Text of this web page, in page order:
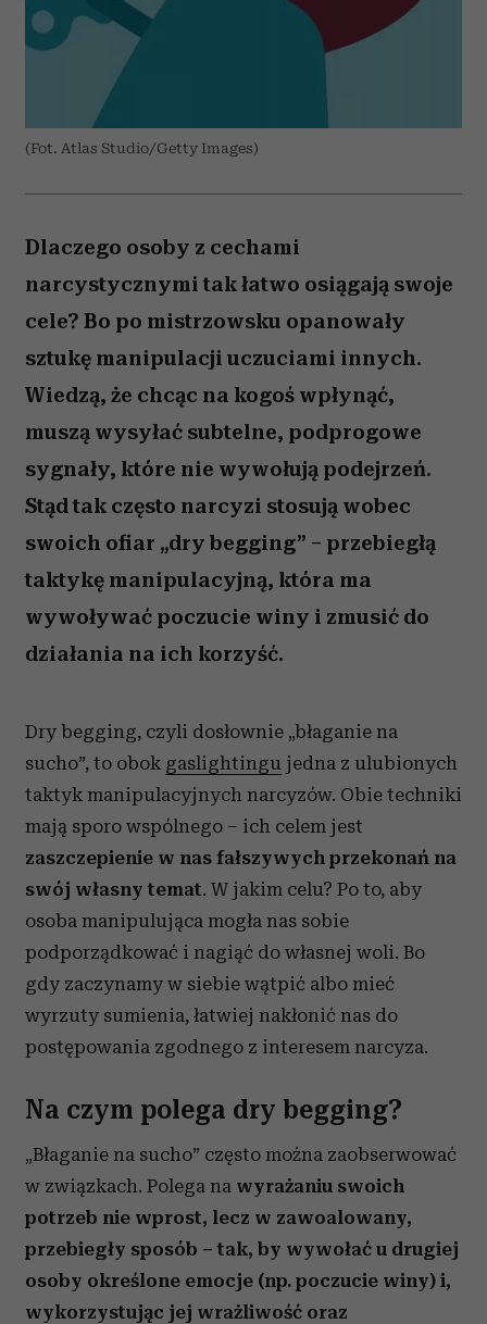
(Fot. Atlas Studio/Getty Images)
Dlaczego osoby z cechami
narcystycznymi tak łatwo osiągają swoje
cele? Bo po mistrzowsku opanowały
sztukę manipulacji uczuciami innych.
Wiedzą, że chcąc na kogoś wpłynąć,
muszą wysyłać subtelne, podprogowe
sygnały, które nie wywołują podejrzeń.
Stąd tak często narcyzi stosują wobec
swoich ofiar „dry begging” – przebiegłą
taktykę manipulacyjną, która ma
wywoływać poczucie winy i zmusić do
działania na ich korzyść.
Dry begging, czyli dosłownie „błaganie na
sucho”, to obok gaslightingu jedna z ulubionych
taktyk manipulacyjnych narcyzów. Obie techniki
mają sporo wspólnego – ich celem jest
zaszczepienie w nas fałszywych przekonań na
swój własny temat. W jakim celu? Po to, aby
osoba manipulująca mogła nas sobie
podporządkować i nagiąć do własnej woli. Bo
gdy zaczynamy w siebie wątpić albo mieć
wyrzuty sumienia, łatwiej nakłonić nas do
postępowania zgodnego z interesem narcyza.
Na czym polega dry begging?
„Błaganie na sucho” często można zaobserwować
w związkach. Polega na wyrażaniu swoich
potrzeb nie wprost, lecz w zawoalowany,
przebiegły sposób – tak, by wywołać u drugiej
osoby określone emocje (np. poczucie winy) i,
wykorzystując jej wrażliwość oraz